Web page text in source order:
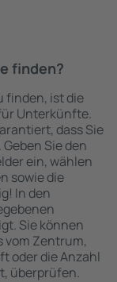
finden?
finden, ist die
Unterkünfte.
dass Sie
Sie den
ein, wählen
sowie die
In den
Sie können
vom Zentrum,
oder die Anzahl
überprüfen.